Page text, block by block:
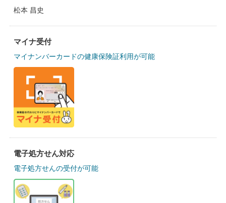
松本 昌史
マイナ受付
マイナンバーカードの健康保険証利用が可能
電子処方せん対応
電子処方せんの受付が可能